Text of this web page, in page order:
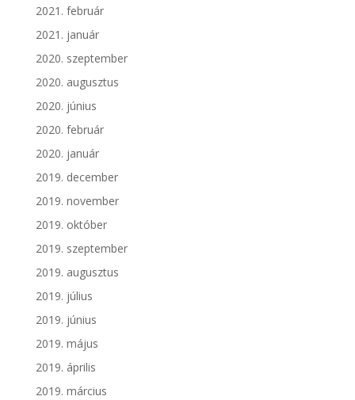
2021. február
2021. január
2020. szeptember
2020. augusztus
2020. június
2020. február
2020. január
2019. december
2019. november
2019. október
2019. szeptember
2019. augusztus
2019. július
2019. június
2019. május
2019. április
2019. március